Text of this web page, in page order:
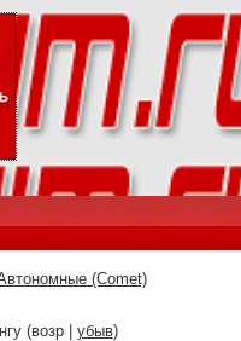
(Comet)
(возр | убыв)